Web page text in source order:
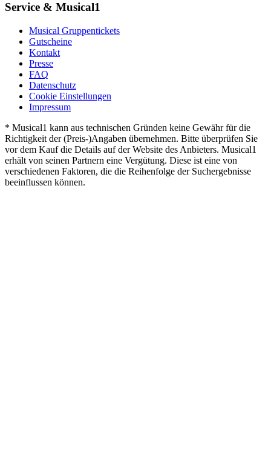
Service & Musical1
Musical Gruppentickets
Gutscheine
Kontakt
Presse
FAQ
Datenschutz
Cookie Einstellungen
Impressum
* Musical1 kann aus technischen Gründen keine Gewähr für die
Richtigkeit der (Preis-)Angaben übernehmen. Bitte überprüfen Sie
vor dem Kauf die Details auf der Website des Anbieters. Musical1
erhält von seinen Partnern eine Vergütung. Diese ist eine von
verschiedenen Faktoren, die die Reihenfolge der Suchergebnisse
beeinflussen können.